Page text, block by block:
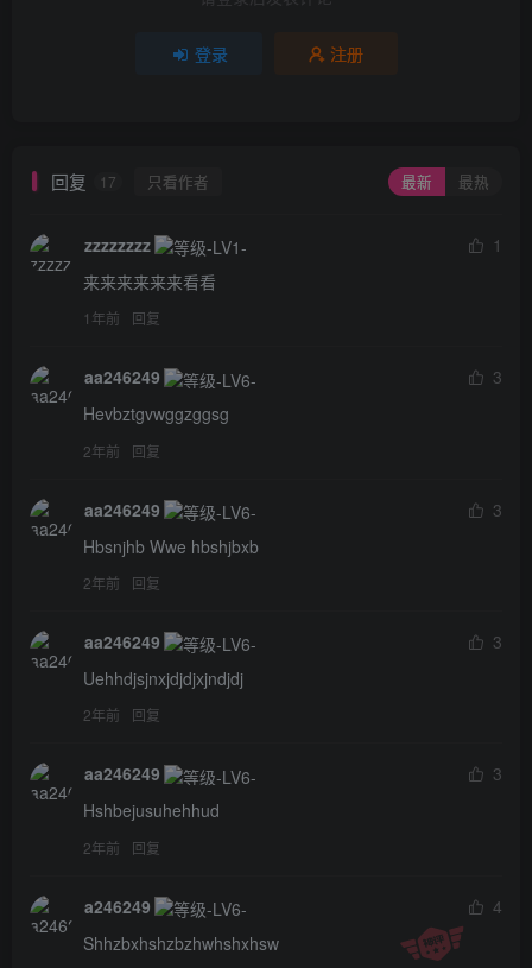
登录 注册
回复 17 只看作者 最新 最热
zzzzzzzz
1
来来来来来来看看
1年前 回复
aa246249
3
Hevbztgvwggzggsg
2年前 回复
aa246249
3
Hbsnjhb Wwe hbshjbxb
2年前 回复
aa246249
3
Uehhdjsjnxjdjdjxjndjdj
2年前 回复
aa246249
3
Hshbejusuhehhud
2年前 回复
a246249
4
Shhzbxhshzbzhwhshxhsw